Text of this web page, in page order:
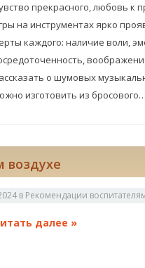
прекрасного, любовь к
на инструментах ярко
каждого: наличие воли,
о шумовых
изготовить из
воздухе
в Рекомендации
далее »